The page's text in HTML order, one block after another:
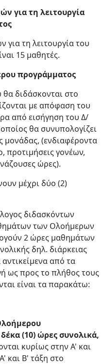
για τη λειτουργία
για τη λειτουργία του
15 μαθητές.
προγράμματος
θα διδάσκονται στο
με απόφαση του
από εισήγηση του Δ/
θα συνυπολογίζει
μονάδας, (ενδιαφέροντα
προτιμήσεις γονέων,
ώρες).
μέχρι δύο (2)
διδασκόντων
των Ολοήμερων
2 ώρες μαθημάτων
δηλ. διάρκειας
από τα
ως προς το πλήθος τους
είναι τα παρακάτω:
(10) ώρες συνολικά,
κυρίως στην Α' και
και Β' τάξη στο